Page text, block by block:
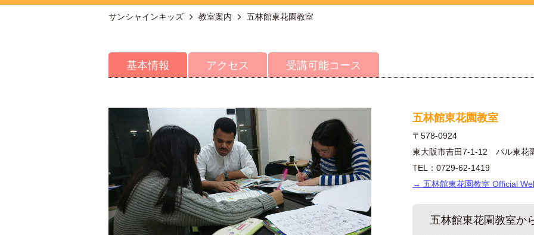
サンシャインキッズ 教室案内 五林館東花園教室
基本情報 アクセス 受講可能コース
五林館東花園教室
〒578-0924
東大阪市吉田7-1-12 パル東花
TEL：0729-62-1419
→ 五林館東花園教室 Official
五林館東花園教室か